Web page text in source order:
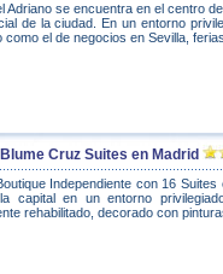
Adriano se encuentra en el centro
de la ciudad. En un entorno
como el de negocios en Sevilla,
Cruz Suites en Madrid
Independiente con 16
capital en un entorno
rehabilitado, decorado con